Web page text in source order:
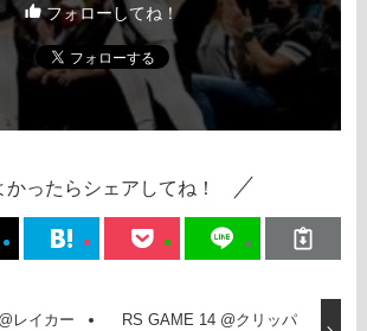
フォローしてね！
かったらシェアしてね！
レイカー
RS GAME 14 @クリッパ